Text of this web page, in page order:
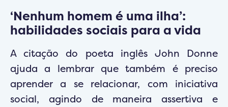
‘Nenhum homem é uma ilha’:
habilidades sociais para a vida
A citação do poeta inglês John Donne
ajuda a lembrar que também é preciso
aprender a se relacionar, com iniciativa
social, agindo de maneira assertiva e